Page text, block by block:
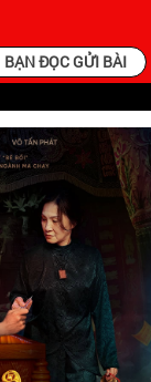
BẠN ĐỌC GỬI BÀI